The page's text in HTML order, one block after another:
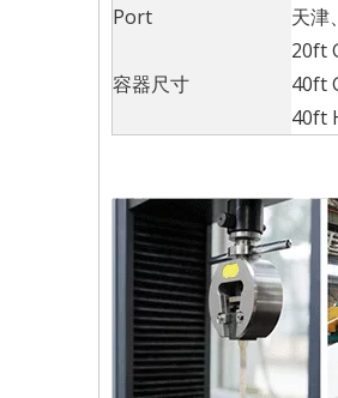
Port
天津
容器尺寸
20ft
40ft
40ft